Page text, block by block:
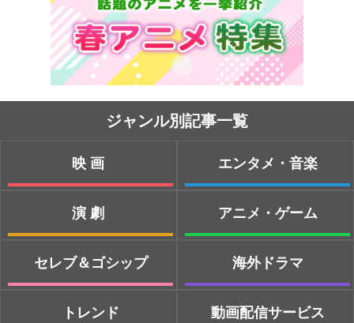
ジャンル別記事一覧
映画
演劇
セレブ＆ゴシップ
トレンド
エンタメ・音楽
アニメ・ゲーム
海外ドラマ
動画配信サービス